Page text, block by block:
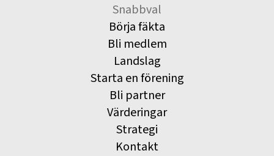
Snabbval
Börja fäkta
Bli medlem
Landslag
Starta en förening
Bli partner
Värderingar
Strategi
Kontakt